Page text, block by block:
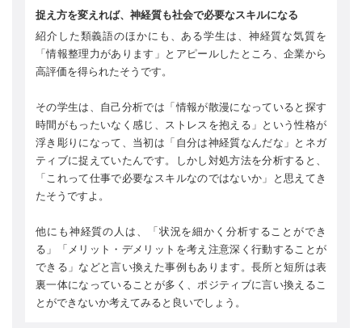
捉え方を変えれば、神経質も社会で必要なスキルになる
紹介した類義語のほかにも、ある学生は、神経質な気質を
「情報整理力があります」とアピールしたところ、企業から
高評価を得られたそうです。
その学生は、自己分析では「情報が散漫になっていると探す
時間がもったいなく感じ、ストレスを抱える」という性格が
浮き彫りになって、当初は「自分は神経質なんだな」とネガ
ティブに捉えていたんです。しかし対処方法を分析すると、
「これって仕事で必要なスキルなのではないか」と思えてき
たそうですよ。
他にも神経質の人は、「状況を細かく分析することができ
る」「メリット・デメリットを考え注意深く行動することが
できる」などと言い換えた事例もあります。長所と短所は表
裏一体になっていることが多く、ポジティブに言い換えるこ
とができないか考えてみると良いでしょう。